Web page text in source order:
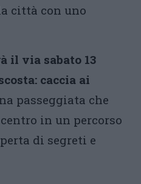
città con uno
il via sabato 13
caccia ai
passeggiata che
in un percorso
di segreti e